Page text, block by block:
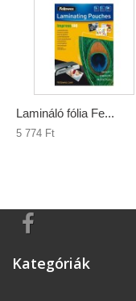
Lamináló fólia Fe...
5 774 Ft‎
Kategóriák